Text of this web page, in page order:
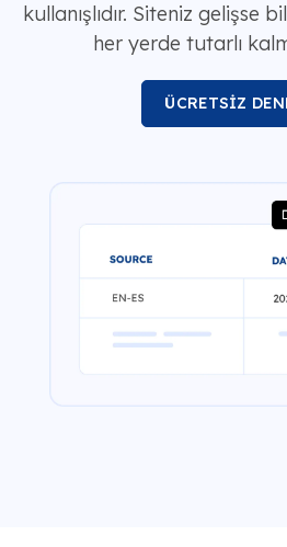
kullanışlıdır. Siteniz gelişse
her yerde tutarlı
ÜCRETSİZ